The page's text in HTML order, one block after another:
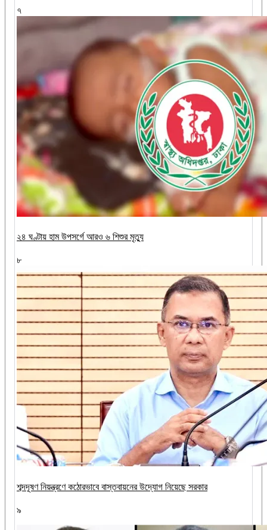
৭
২৪ ঘণ্টায় হাম উপসর্গে আরও ৬ শিশুর মৃত্যু
৮
শব্দদূষণ নিয়ন্ত্রণে কঠোরভাবে বাস্তবায়নের উদ্যোগ নিয়েছে সরকার
৯